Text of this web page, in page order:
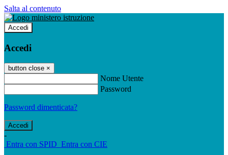
Salta al contenuto
Accedi
Accedi
button close ×
Nome Utente
Password
Password dimenticata?
-
Entra con SPID Entra con CIE